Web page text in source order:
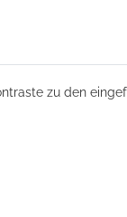
zu den